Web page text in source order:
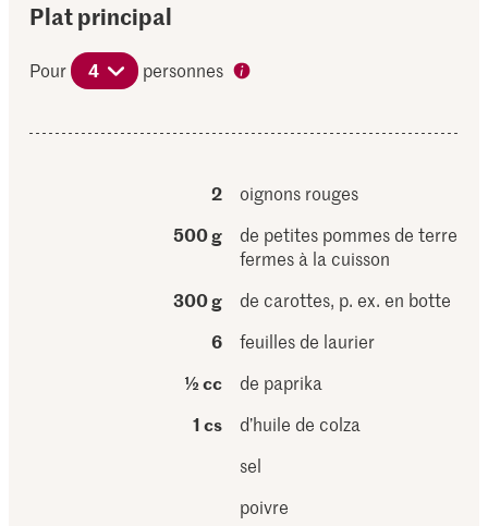
Plat principal
Pour 4 personnes
2
oignons rouges
500 g
de petites pommes de terre
fermes à la cuisson
300 g
de carottes, p. ex. en botte
6
feuilles de laurier
½ cc
de paprika
1 cs
d’huile de colza
sel
poivre